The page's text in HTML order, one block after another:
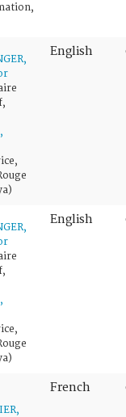
English
English
French